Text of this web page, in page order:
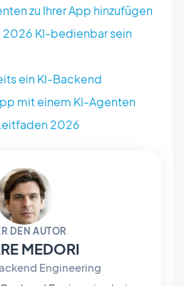
zu Ihrer App hinzufügen
2026 KI-bedienbar sein
ein KI-Backend
mit einem KI-Agenten
2026
DEN AUTOR
MEDORI
Engineering